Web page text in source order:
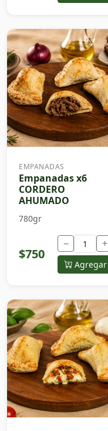
EMPANADAS
Empanadas x6
CORDERO
AHUMADO
780gr
$750
− +
Agregar